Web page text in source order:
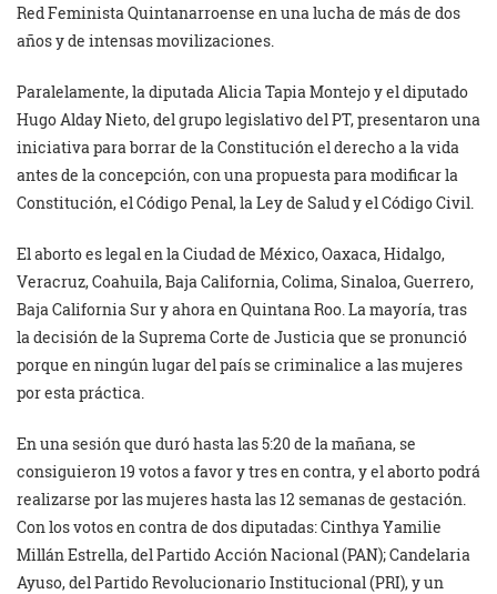
Red Feminista Quintanarroense en una lucha de más de dos
años y de intensas movilizaciones.
Paralelamente, la diputada Alicia Tapia Montejo y el diputado
Hugo Alday Nieto, del grupo legislativo del PT, presentaron una
iniciativa para borrar de la Constitución el derecho a la vida
antes de la concepción, con una propuesta para modificar la
Constitución, el Código Penal, la Ley de Salud y el Código Civil.
El aborto es legal en la Ciudad de México, Oaxaca, Hidalgo,
Veracruz, Coahuila, Baja California, Colima, Sinaloa, Guerrero,
Baja California Sur y ahora en Quintana Roo. La mayoría, tras
la decisión de la Suprema Corte de Justicia que se pronunció
porque en ningún lugar del país se criminalice a las mujeres
por esta práctica.
En una sesión que duró hasta las 5:20 de la mañana, se
consiguieron 19 votos a favor y tres en contra, y el aborto podrá
realizarse por las mujeres hasta las 12 semanas de gestación.
Con los votos en contra de dos diputadas: Cinthya Yamilie
Millán Estrella, del Partido Acción Nacional (PAN); Candelaria
Ayuso, del Partido Revolucionario Institucional (PRI), y un